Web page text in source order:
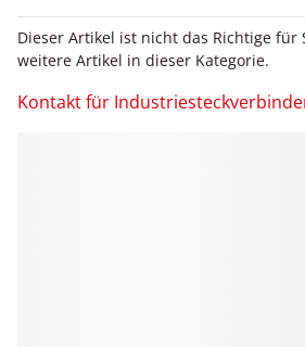
Dieser Artikel ist nicht das Richtige für
weitere Artikel in dieser Kategorie.
Kontakt für